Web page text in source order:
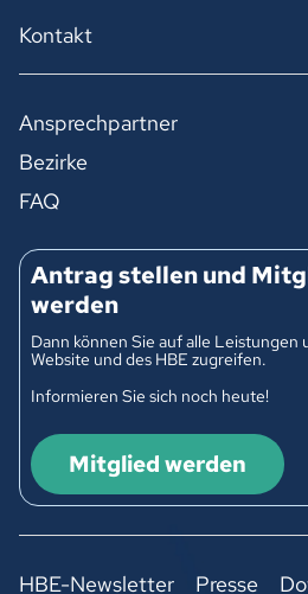
Kontakt
Ansprechpartner
Bezirke
FAQ
Antrag stellen und
werden
Dann können Sie auf alle Leistungen
Website und des HBE zugreifen.
Informieren Sie sich noch heute!
Mitglied werden
HBE-Newsletter Presse